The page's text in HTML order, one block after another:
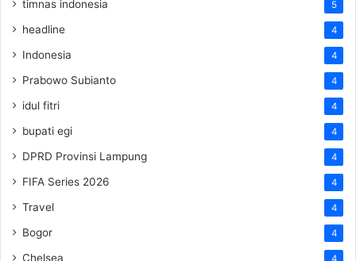
timnas indonesia 5
headline 4
Indonesia 4
Prabowo Subianto 4
idul fitri 4
bupati egi 4
DPRD Provinsi Lampung 4
FIFA Series 2026 4
Travel 4
Bogor 4
Chelsea